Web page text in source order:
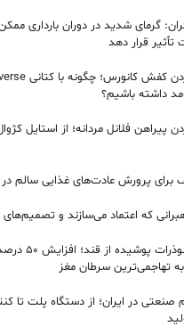
گرمای شدید در دوران بارداری
تأثیر قرار دهد
داشته باشیم؟
پیراهن فلانل مردانه؛ از استایل
که اعتماد می‌سازند و
درمان نوین با
تهاجمی‌ترین سرطان مغز
صنعتی در ایران؛ از دستگاه پلت تا